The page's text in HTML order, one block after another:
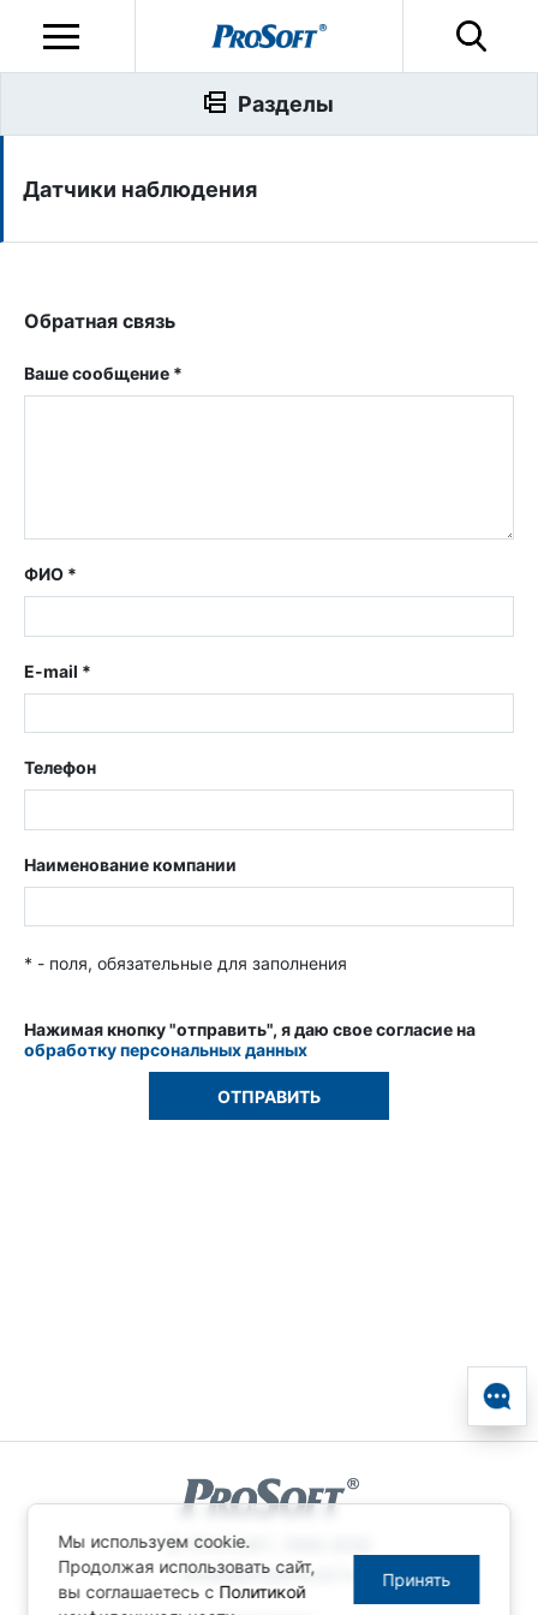
Датчики наблюдения
Обратная связь
Ваше сообщение *
ФИО *
E-mail *
Телефон
Наименование компании
* - поля, обязательные для заполнения
Нажимая кнопку "отправить", я даю свое согласие на
обработку персональных данных
Разделы
© ПРОСОФТ, 1996-2026
Конфиденциальность
Мы используем cookie.
Продолжая использовать сайт,
вы соглашаетесь с Политикой
Принять